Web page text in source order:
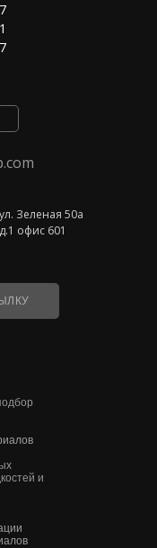
и
Зеленая 50а
офис 601